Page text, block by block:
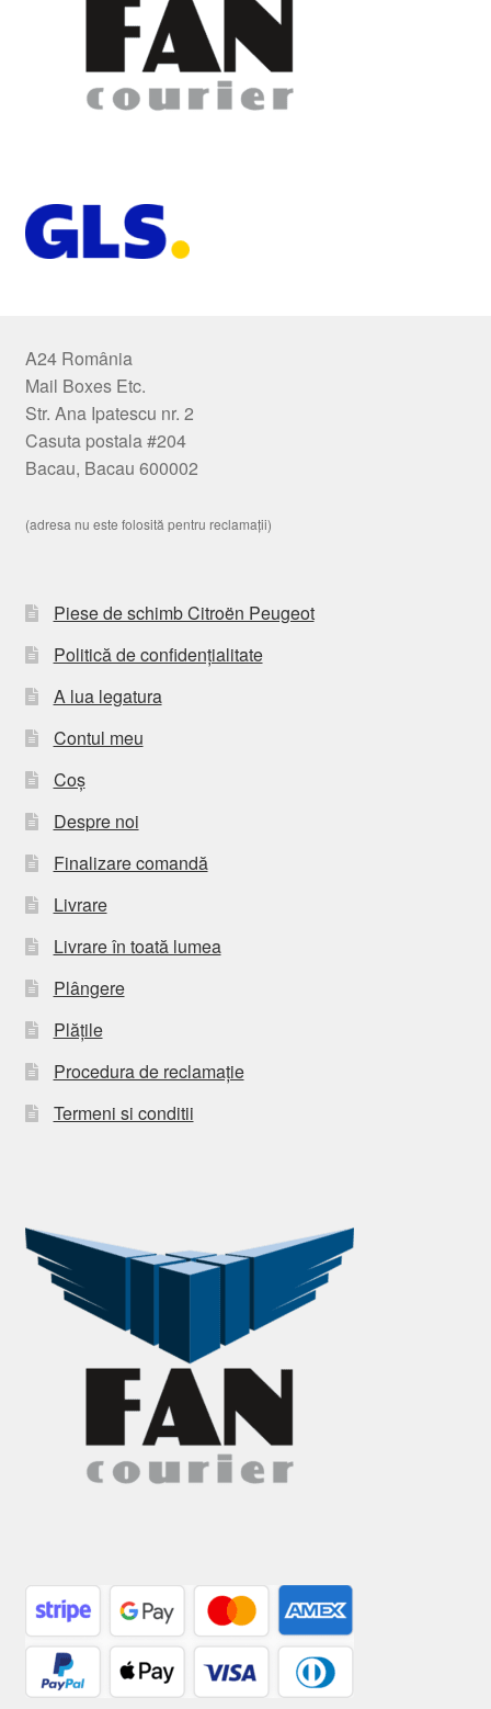
A24 România
Mail Boxes Etc.
Str. Ana Ipatescu nr. 2
Casuta postala #204
Bacau, Bacau 600002
(adresa nu este folosită pentru reclamații)
Piese de schimb Citroën Peugeot
Politică de confidențialitate
A lua legatura
Contul meu
Coș
Despre noi
Finalizare comandă
Livrare
Livrare în toată lumea
Plângere
Plățile
Procedura de reclamație
Termeni si conditii